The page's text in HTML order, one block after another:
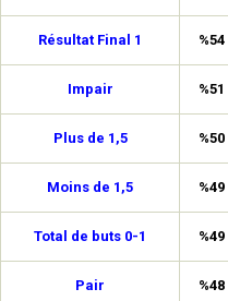
Résultat Final 1 %54
Impair %51
Plus de 1,5 %50
Moins de 1,5 %49
Total de buts 0-1 %49
Pair %48